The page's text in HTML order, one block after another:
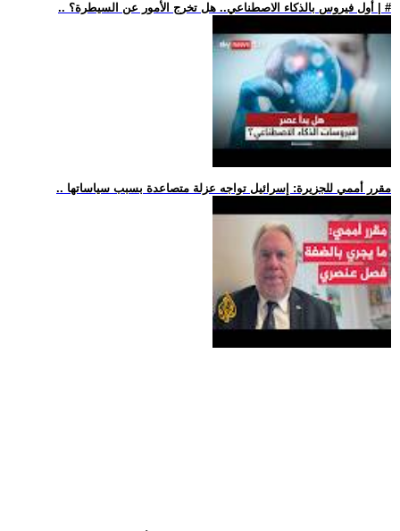
.. أول فيروس بالذكاء الاصطناعي.. هل تخرج الأمور عن السيطرة؟ | #
.. مقرر أممي للجزيرة: إسرائيل تواجه عزلة متصاعدة بسبب سياساتها